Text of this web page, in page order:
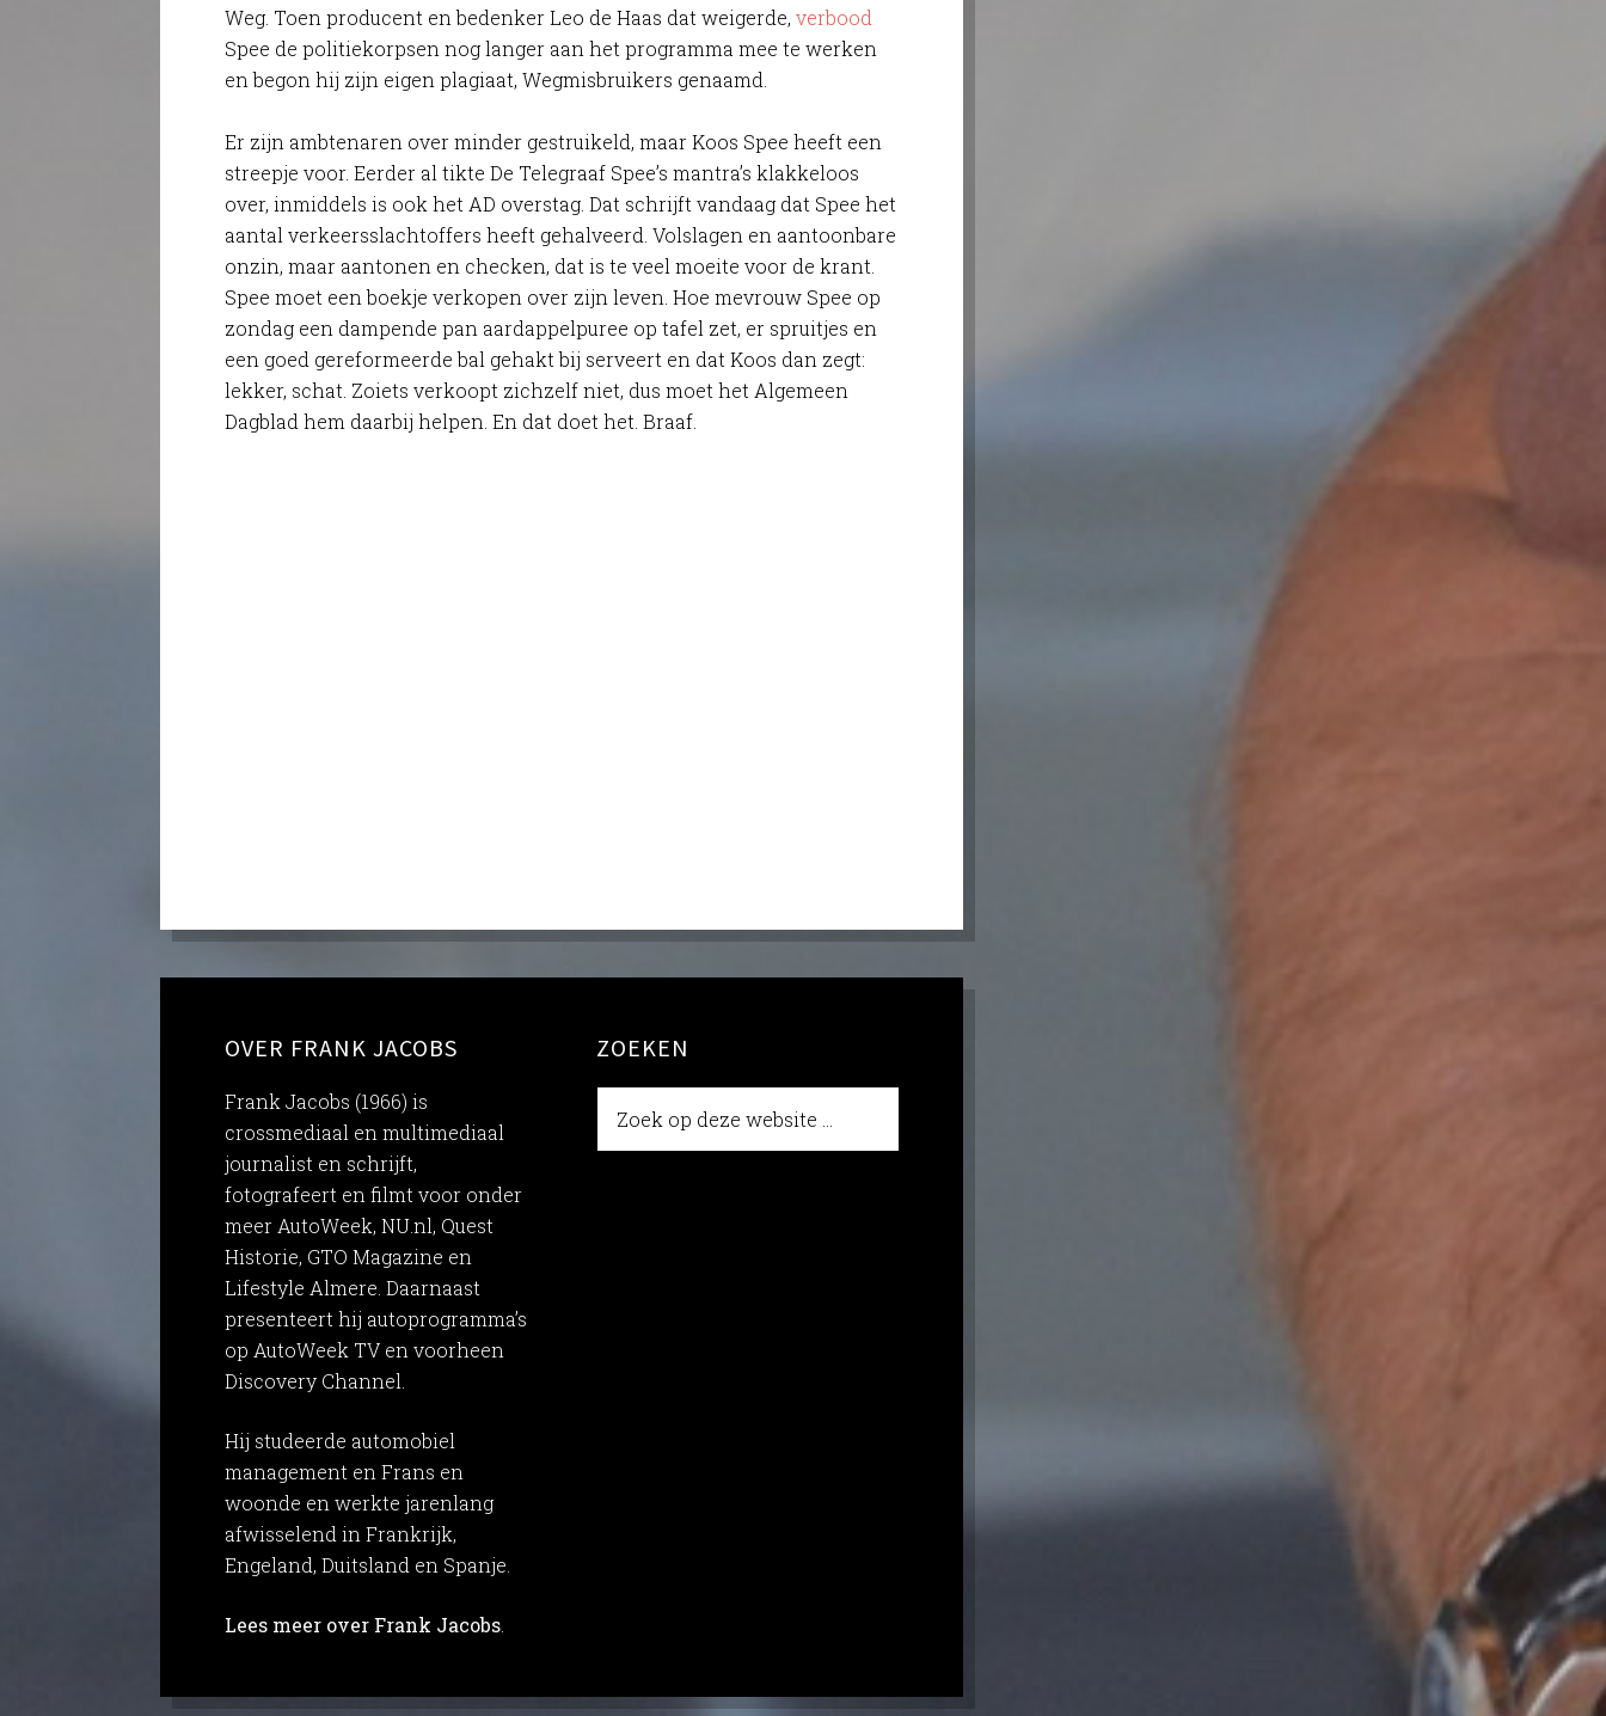
Weg. Toen producent en bedenker Leo de Haas dat weigerde,verbood
Spee de politiekorpsen nog langer aan het programma mee te werken
en begon hij zijn eigen plagiaat, Wegmisbruikers genaamd.
Er zijn ambtenaren over minder gestruikeld, maar Koos Spee heeft een
streepje voor. Eerder al tikte De Telegraaf Spee’s mantra’s klakkeloos
over, inmiddels is ook het AD overstag. Dat schrijft vandaag dat Spee het
aantal verkeersslachtoffers heeft gehalveerd. Volslagen en aantoonbare
onzin, maar aantonen en checken, dat is te veel moeite voor de krant.
Spee moet een boekje verkopen over zijn leven. Hoe mevrouw Spee op
zondag een dampende pan aardappelpuree op tafel zet, er spruitjes en
een goed gereformeerde bal gehakt bij serveert en dat Koos dan zegt:
lekker, schat. Zoiets verkoopt zichzelf niet, dus moet het Algemeen
Dagblad hem daarbij helpen. En dat doet het. Braaf.
OVER FRANK JACOBS
Frank Jacobs (1966) is
crossmediaal en multimediaal
journalist en schrijft,
fotografeert en filmt voor onder
meer AutoWeek, NU.nl, Quest
Historie, GTO Magazine en
Lifestyle Almere. Daarnaast
presenteert hij autoprogramma’s
op AutoWeek TV en voorheen
Discovery Channel.
Hij studeerde automobiel
management en Frans en
woonde en werkte jarenlang
afwisselend in Frankrijk,
Engeland, Duitsland en Spanje.
Lees meer over Frank Jacobs
ZOEKEN